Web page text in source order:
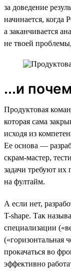
за доведение
начинается, когда
а заканчивается
не твоей
...и
Продуктовая
которая сама
исходя из
Ее основа —
скрам-мастер,
задачи требуют их
на фултайм.
А если нет,
T-shape. Так
специализации
(«горизонтальная
прокачаться во
эффективно